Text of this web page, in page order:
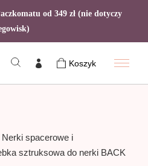
od 349 zł (nie dotyczy
Koszyk
Nerki spacerowe i
sztruksowa do nerki BACK